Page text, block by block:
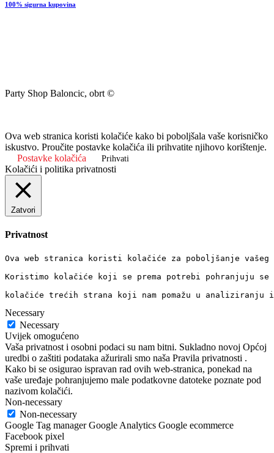
100% sigurna kupovina
Party Shop Baloncic, obrt ©
Ova web stranica koristi kolačiće kako bi poboljšala vaše korisničko
iskustvo. Proučite postavke kolačića ili prihvatite njihovo korištenje.
Postavke kolačića
Prihvati
Kolačići i politika privatnosti
Zatvori
Privatnost
Ova web stranica koristi kolačiće za poboljšanje
Koristimo kolačiće koji se prema potrebi pohranjuju
kolačiće trećih strana koji nam pomažu u
Necessary
Necessary
Uvijek omogućeno
Vaša privatnost i osobni podaci su nam bitni. Sukladno novoj Općoj
uredbi o zaštiti podataka ažurirali smo naša Pravila privatnosti .
Kako bi se osigurao ispravan rad ovih web-stranica, ponekad na
vaše uređaje pohranjujemo male podatkovne datoteke poznate pod
nazivom kolačići.
Non-necessary
Non-necessary
Google Tag manager Google Analytics Google ecommerce
Facebook pixel
Spremi i prihvati